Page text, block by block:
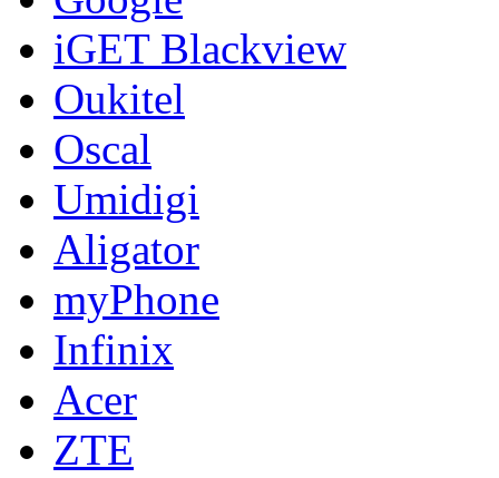
iGET Blackview
Oukitel
Oscal
Umidigi
Aligator
myPhone
Infinix
Acer
ZTE